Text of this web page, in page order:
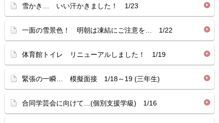
雪かき… いい汗かきました！ 1/23
一面の雪景色！ 明朝は凍結にご注意を… 1/22
体育館トイレ リニューアルしました！ 1/19
緊張の一瞬… 模擬面接 1/18～19 (三年生)
合同学芸会に向けて…(個別支援学級) 1/16